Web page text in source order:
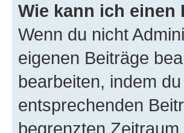
Wie kann ich
Wenn du nicht
eigenen Beiträge
bearbeiten, indem
entsprechenden
begrenzten